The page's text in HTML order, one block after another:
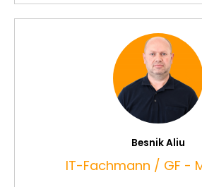
Besnik Aliu
IT-Fachmann / GF -